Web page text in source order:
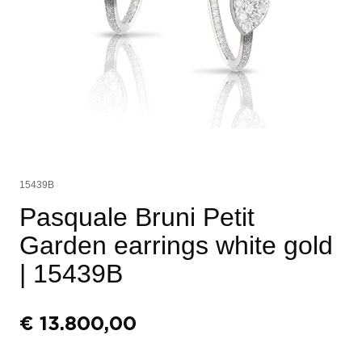
15439B
Pasquale Bruni Petit
Garden earrings white gold
| 15439B
€ 13.800,00